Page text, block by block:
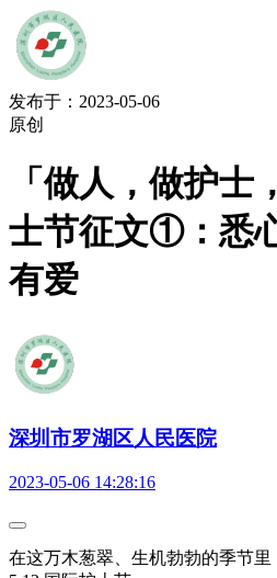
发布于：2023-05-06
原创
「做人，做护士
士节征文①：悉
有爱
深圳市罗湖区人民医院
2023-05-06 14:28:16
在这万木葱翠、生机勃勃的季节里